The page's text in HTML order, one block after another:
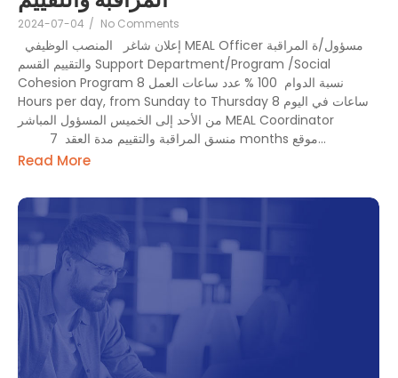
2024-07-04 / No Comments
والتقييم القسم Support Department/Program /Social
Cohesion Program نسبة الدوام 100 % عدد ساعات العمل 8
Hours per day, from Sunday to Thursday 8 ساعات في اليوم
من الأحد إلى الخميس المسؤول المباشر MEAL Coordinator
منسق المراقبة والتقييم مدة العقد 7 months موقع...
Read More